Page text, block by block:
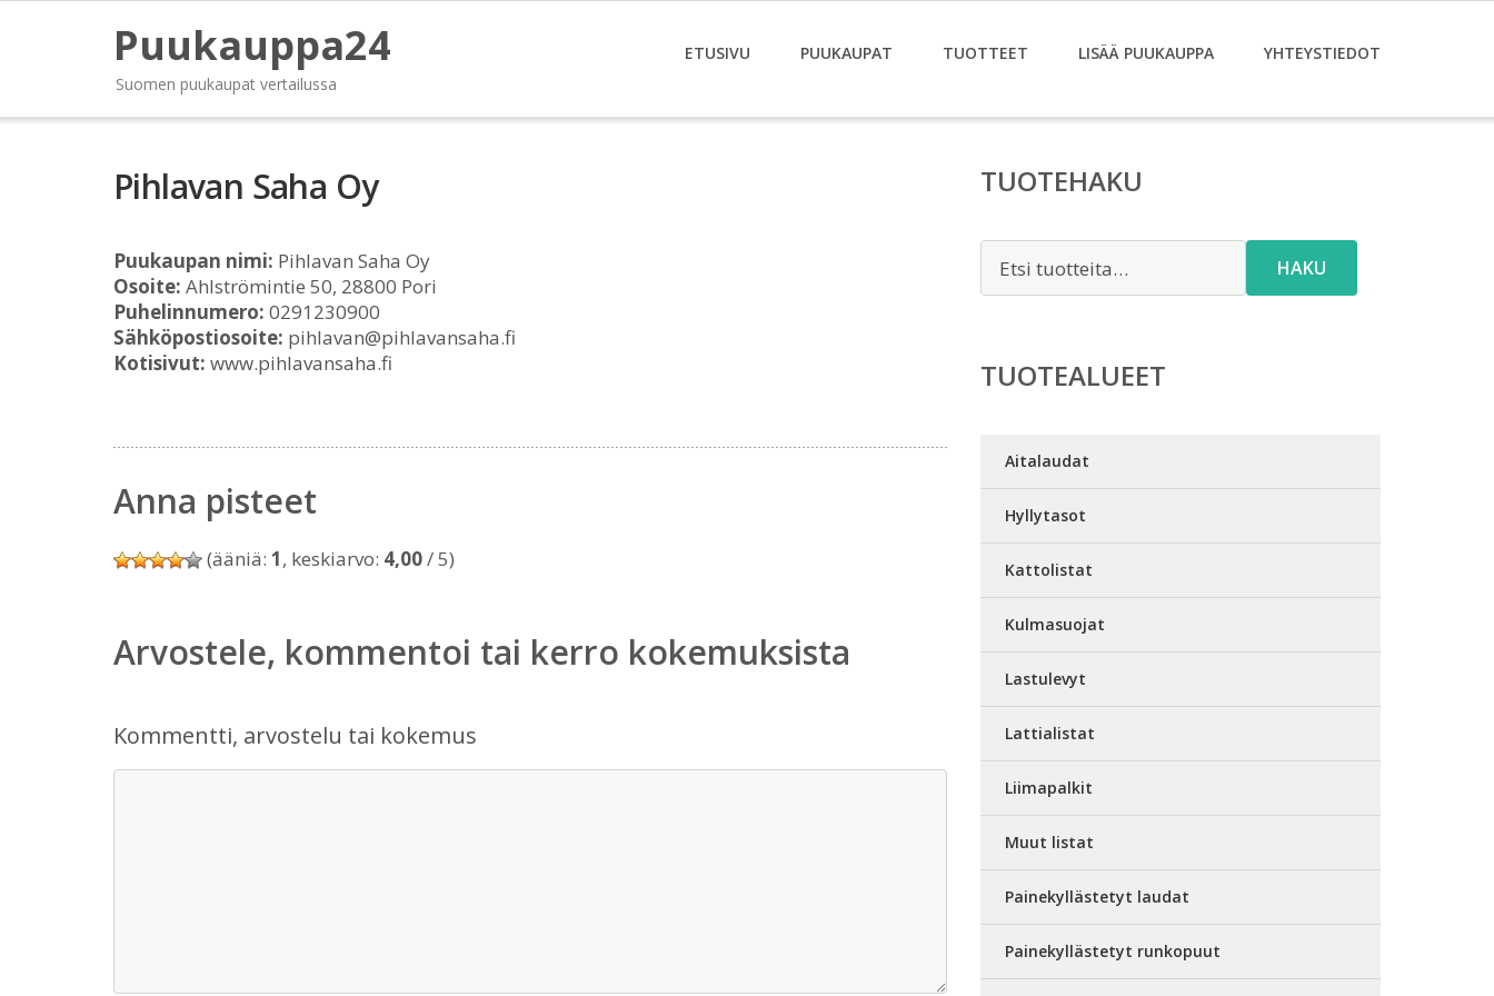
Puukauppa24
Suomen puukaupat vertailussa
ETUSIVU PUUKAUPAT TUOTTEET LISÄÄ PUUKAUPPA YHTEYSTIEDOT
Pihlavan Saha Oy
Puukaupan nimi: Pihlavan Saha Oy
Osoite: Ahlströmintie 50, 28800 Pori
Puhelinnumero: 0291230900
Sähköpostiosoite: pihlavan@pihlavansaha.fi
Kotisivut: www.pihlavansaha.fi
Anna pisteet
(ääniä: 1, keskiarvo: 4,00/ 5)
Arvostele, kommentoi tai kerro kokemuksista
Kommentti, arvostelu tai kokemus
TUOTEHAKU
HAKU
TUOTEALUEET
Aitalaudat
Hyllytasot
Kattolistat
Kulmasuojat
Lastulevyt
Lattialistat
Liimapalkit
Muut listat
Painekyllästetyt laudat
Painekyllästetyt runkopuut